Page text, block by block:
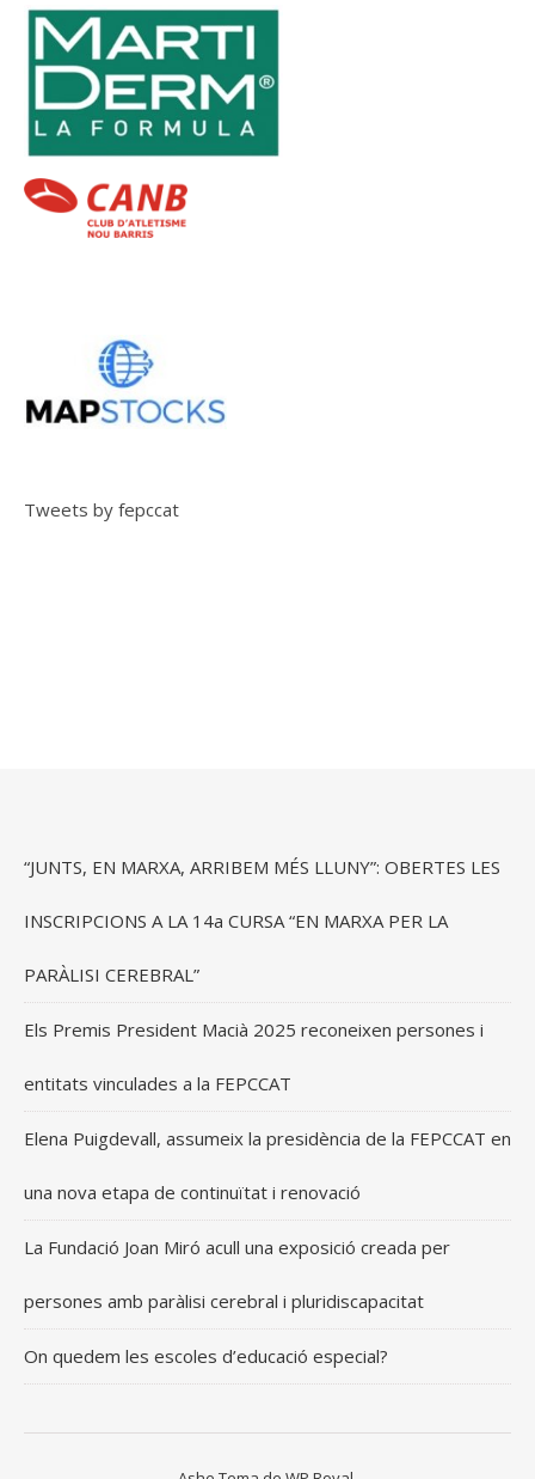
Tweets by fepccat
“JUNTS, EN MARXA, ARRIBEM MÉS LLUNY”: OBERTES LES
INSCRIPCIONS A LA 14a CURSA “EN MARXA PER LA
PARÀLISI CEREBRAL”
Els Premis President Macià 2025 reconeixen persones i
entitats vinculades a la FEPCCAT
Elena Puigdevall, assumeix la presidència de la FEPCCAT en
una nova etapa de continuïtat i renovació
La Fundació Joan Miró acull una exposició creada per
persones amb paràlisi cerebral i pluridiscapacitat
On quedem les escoles d’educació especial?